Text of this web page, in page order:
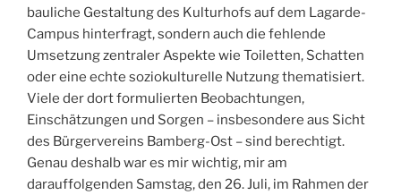
bauliche Gestaltung des Kulturhofs auf dem Lagarde-
Campus hinterfragt, sondern auch die fehlende
Umsetzung zentraler Aspekte wie Toiletten, Schatten
oder eine echte soziokulturelle Nutzung thematisiert.
Viele der dort formulierten Beobachtungen,
Einschätzungen und Sorgen – insbesondere aus Sicht
des Bürgervereins Bamberg-Ost – sind berechtigt.
Genau deshalb war es mir wichtig, mir am
darauffolgenden Samstag, den 26. Juli, im Rahmen der